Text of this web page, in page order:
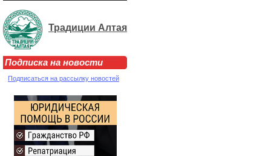
Традиции Алтая
Подписка на новости
Подписаться на рассылку новостей